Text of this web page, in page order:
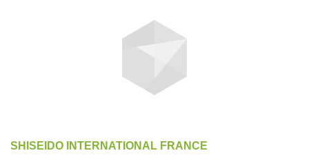
SHISEIDO INTERNATIONAL FRANCE